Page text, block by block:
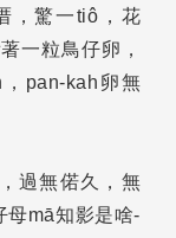
，驚一tiô，花
一粒鳥仔卵，
pan-kah卵無
過無偌久，無
母mā知影是啥-